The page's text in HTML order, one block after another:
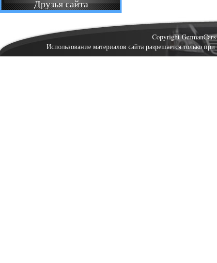
Друзья сайта
Copyright
Использование материалов сайта разрешается только